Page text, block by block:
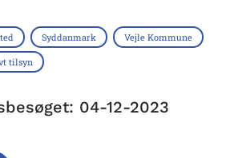
Syddanmark Vejle Kommune
tilsyn
04-12-2023